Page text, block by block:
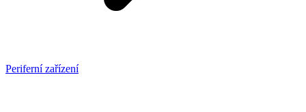
Periferní zařízení